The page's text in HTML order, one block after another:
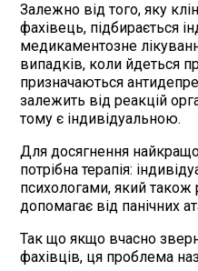
Залежно від того, яку
фахівець, підбирається
медикаментозне
випадків, коли йдеться
призначаються
залежить від реакцій
тому є індивідуальною.
Для досягнення
потрібна терапія:
психологами, який також
допомагає від панічних
Так що якщо вчасно
фахівців, ця проблема